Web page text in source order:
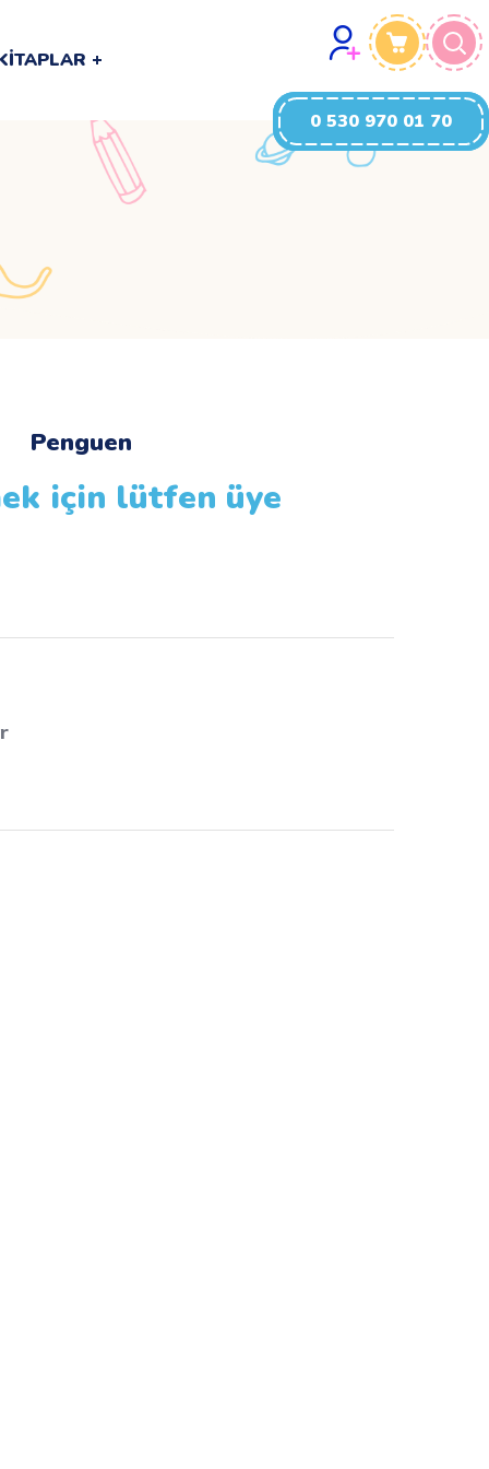
0 530 970 01 70
Penguen
için lütfen üye